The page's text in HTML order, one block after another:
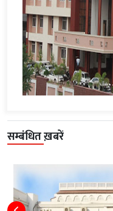
सम्बंधित ख़बरें